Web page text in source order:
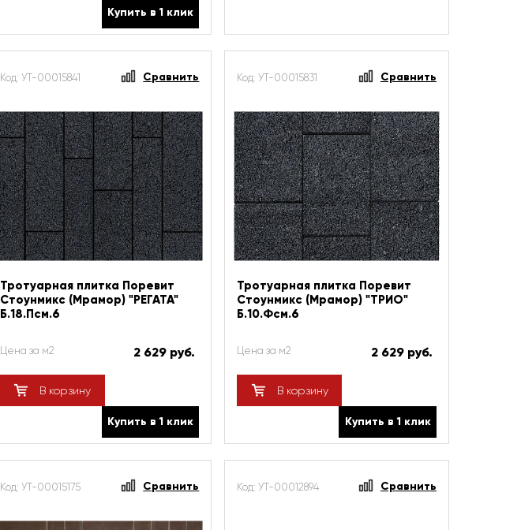
Купить в 1 клик
Код: УТ-00015841 Сравнить
Тротуарная плитка Поревит
Стоунмикс (Мрамор) "РЕГАТА"
Б.18.Псм.6
Цена за м2 2 629 руб.
В корзину
Купить в 1 клик
Код: УТ-00015831 Сравнить
Тротуарная плитка Поревит
Стоунмикс (Мрамор) "ТРИО"
Б.10.Фсм.6
Цена за м2 2 629 руб.
В корзину
Купить в 1 клик
Код: УТ-00015175 Сравнить Код: УТ-00012894 Сравнить